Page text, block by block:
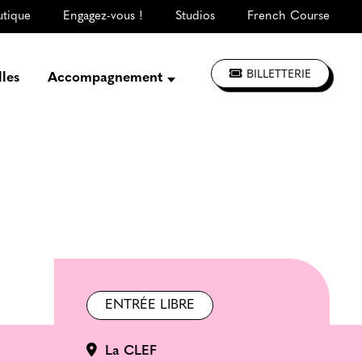
Engagez-vous ! Studios French Course
Accompagnement BILLETTERIE
ENTRÉE LIBRE
La CLEF